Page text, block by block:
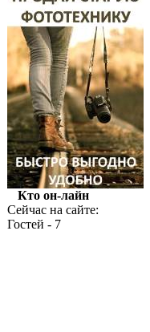
Кто он-лайн
Сейчас на сайте:
Гостей - 7